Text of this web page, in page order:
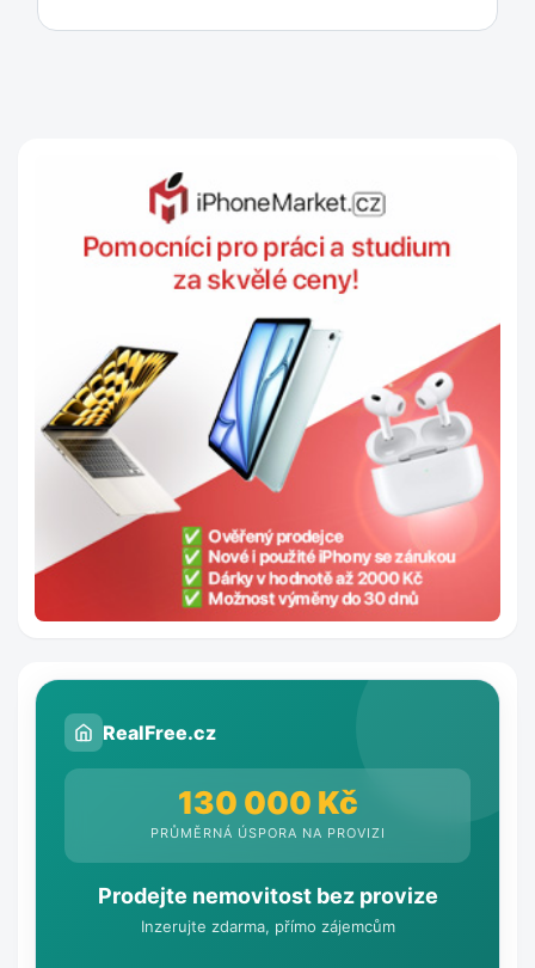
RealFree.cz
130 000 Kč
PRŮMĚRNÁ ÚSPORA NA PROVIZI
Prodejte nemovitost bez provize
Inzerujte zdarma, přímo zájemcům